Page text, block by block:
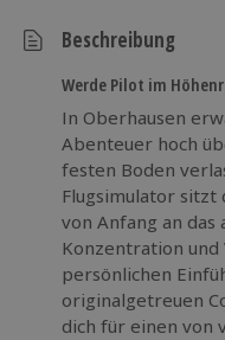
Beschreibung
Werde Pilot im
In Oberhausen
Abenteuer hoch
festen Boden
Flugsimulator sitzt
von Anfang an das
Konzentration
persönlichen
originalgetreuen
dich für einen von